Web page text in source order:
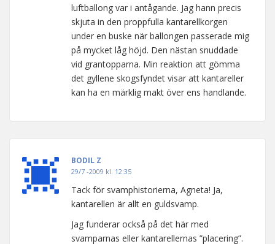
luftballong var i antågande. Jag hann precis
skjuta in den proppfulla kantarellkorgen
under en buske när ballongen passerade mig
på mycket låg höjd. Den nästan snuddade
vid grantopparna. Min reaktion att gömma
det gyllene skogsfyndet visar att kantareller
kan ha en märklig makt över ens handlande.
BODIL Z
29/7 -2009 kl. 12:35
Tack för svamphistorierna, Agneta! Ja,
kantarellen är allt en guldsvamp.
Jag funderar också på det här med
svamparnas eller kantarellernas ”placering”.